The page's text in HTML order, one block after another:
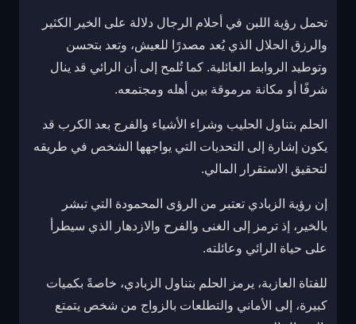
تحمل رؤية اللبن في أحلام الرجال دلالة على الخير الكثير
والرزق الحلال الذي يُعد مصدرًا للعيش، وتعد بتحسن
وتوطيد الروابط العائلية. كما تُلمح إلى أن الرائي قد ينال
شرفًا أو مكانة مرموقة بين أهله ومجتمعه.
الحلم بتناول الحليب وشراء الأشياء والفرج بعد الكرب قد
يكون إشارة إلى التحديات التي يواجهها الشخص في طريقه
لتحقيق الاستقرار المالي.
إن رؤية الزبادي تعتبر من الرؤى المحمودة التي تبشر
بالخير، إذ ترمز إلى الغنى والفرح والازدهار الذي سيطرأ
على حياة الرائي وعائلته.
للفتاة العازبة، يرمز الحلم بتناول الزبادي، خاصةً بكميات
كبيرة، إلى الأماني والتطلعات بالزواج من شخص يتمتع